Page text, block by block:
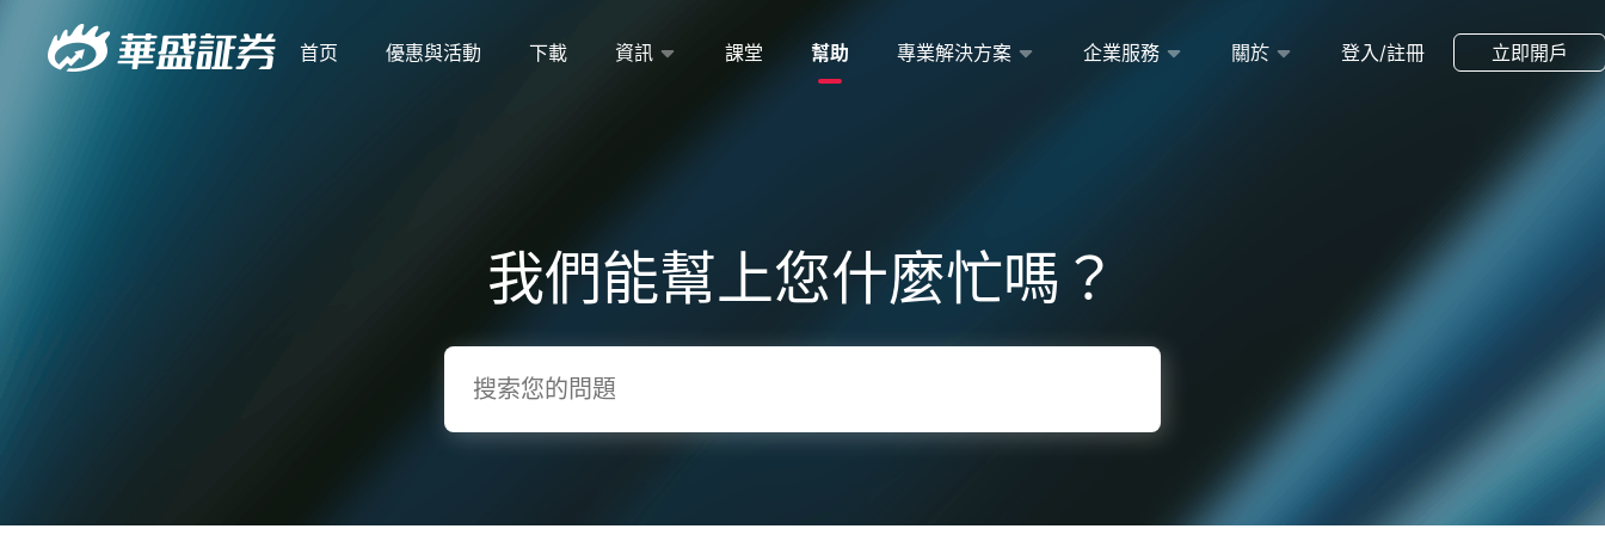
首页 優惠與活動 下載 資訊 課堂 幫助 專業解決方案 企業服務 關於 登入/註冊 立即開戶
我們能幫上您什麼忙嗎？